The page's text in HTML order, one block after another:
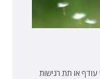
או תת רגישות